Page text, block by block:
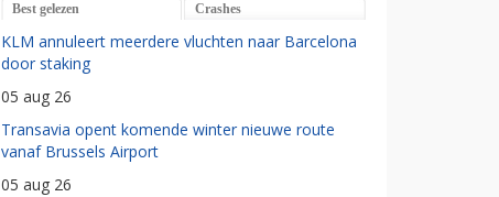
Best gelezen Crashes
KLM annuleert meerdere vluchten naar Barcelona
door staking
05 aug 26
Transavia opent komende winter nieuwe route
vanaf Brussels Airport
05 aug 26